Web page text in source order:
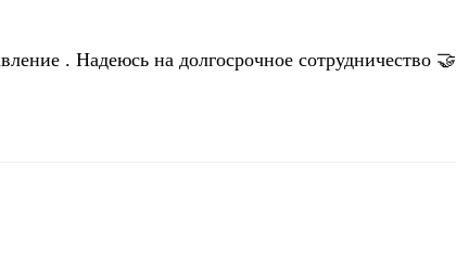
. Надеюсь на долгосрочное сотрудничество 🤝